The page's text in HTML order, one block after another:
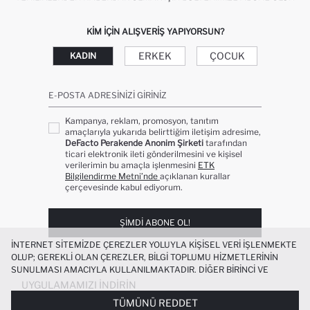
KIM IÇIN ALIŞVERIŞ YAPIYORSUN?
KADIN ERKEK ÇOCUK
E-POSTA ADRESINIZI GIRINIZ
Kampanya, reklam, promosyon, tanıtım
amaçlarıyla yukarıda belirttiğim iletişim adresime,
DeFacto Perakende Anonim Şirketi tarafından
ticari elektronik ileti gönderilmesini ve kişisel
verilerimin bu amaçla işlenmesini ETK
Bilgilendirme Metni’nde açıklanan kurallar
çerçevesinde kabul ediyorum.
ŞIMDI ABONE OL!
UYGULAMAMIZI İNDIRIN
İNTERNET SITEMIZDE ÇEREZLER YOLUYLA KIŞISEL VERI IŞLENMEKTE
OLUP; GEREKLI OLAN ÇEREZLER, BILGI TOPLUMU HIZMETLERININ
SUNULMASI AMACIYLA KULLANILMAKTADIR. DIĞER BIRINCI VE
ÜÇÜNCÜ TARAF ÇEREZLER ISE SIZE DAHA IYI BIR ALIŞVERIŞ
DENEYIMI SUNULABILMESI, SITEMIZIN DAHA IŞLEVSEL KILINMASI VE
KIŞISELLEŞTIRMESI VE AÇIK RIZA VERMENIZ HALINDE, SIZLERE
TÜMÜNÜ REDDET